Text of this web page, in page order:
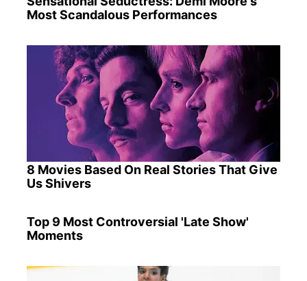
Most Scandalous Performances
8 Movies Based On Real Stories That Give
Us Shivers
Top 9 Most Controversial 'Late Show'
Moments